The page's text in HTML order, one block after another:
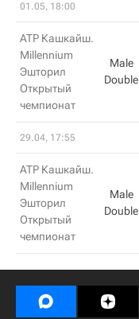
01.05, 18:00
ATP Кашкайш.
Millennium
Эшторил
Открытый
чемпионат
Male
Double
29.04, 17:55
ATP Кашкайш.
Millennium
Эшторил
Открытый
чемпионат
Male
Double